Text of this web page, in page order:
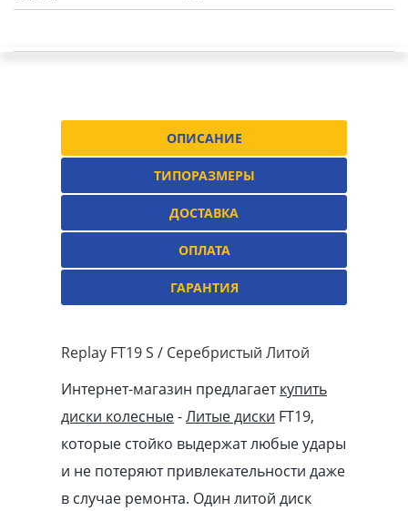
ОПИСАНИЕ
ТИПОРАЗМЕРЫ
ДОСТАВКА
ОПЛАТА
ГАРАНТИЯ
Replay FT19 S / Серебристый Литой
Интернет-магазин предлагаеткупить
диски колесные-Литые диски FT19,
которые стойко выдержат любые удары
и не потеряют привлекательности даже
в случае ремонта. Один литой диск